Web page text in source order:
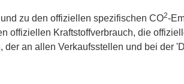
zu den offiziellen spezifischen CO2-
offiziellen Kraftstoffverbrauch, die
an allen Verkaufsstellen und bei der